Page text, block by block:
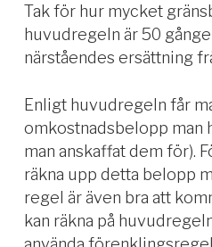
Tak för hur mycket
huvudregeln är 50
närståendes ersättning
Enligt huvudregeln får
omkostnadsbelopp man
man anskaffat dem för).
räkna upp detta belopp
regel är även bra att
kan räkna på